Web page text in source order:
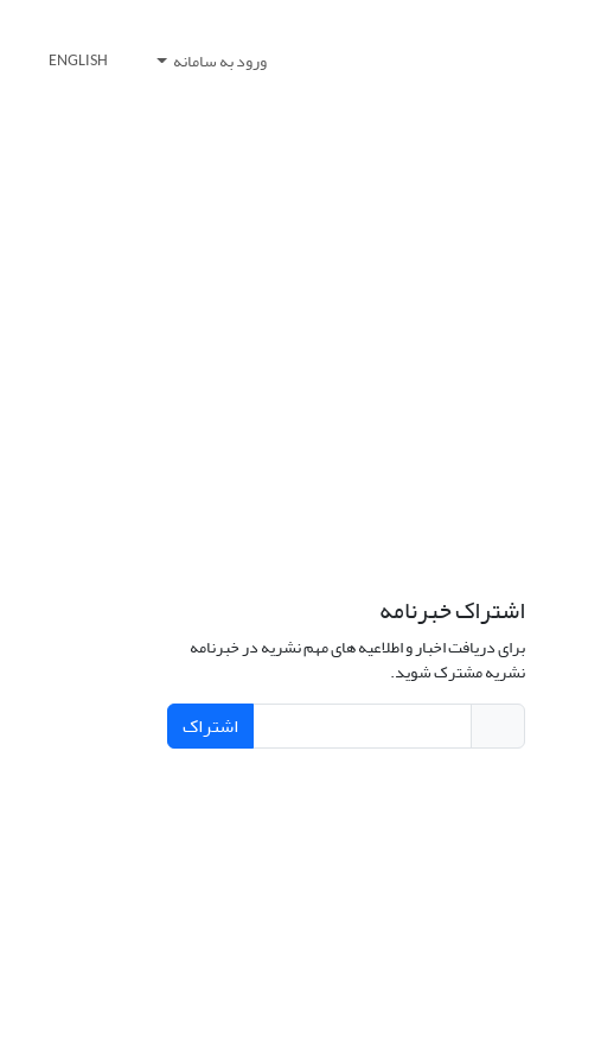
ورود به سامانه ENGLISH
اشتراک خبرنامه
برای دریافت اخبار و اطلاعیه های مهم نشریه در خبرنامه
نشریه مشترک شوید.
اشتراک